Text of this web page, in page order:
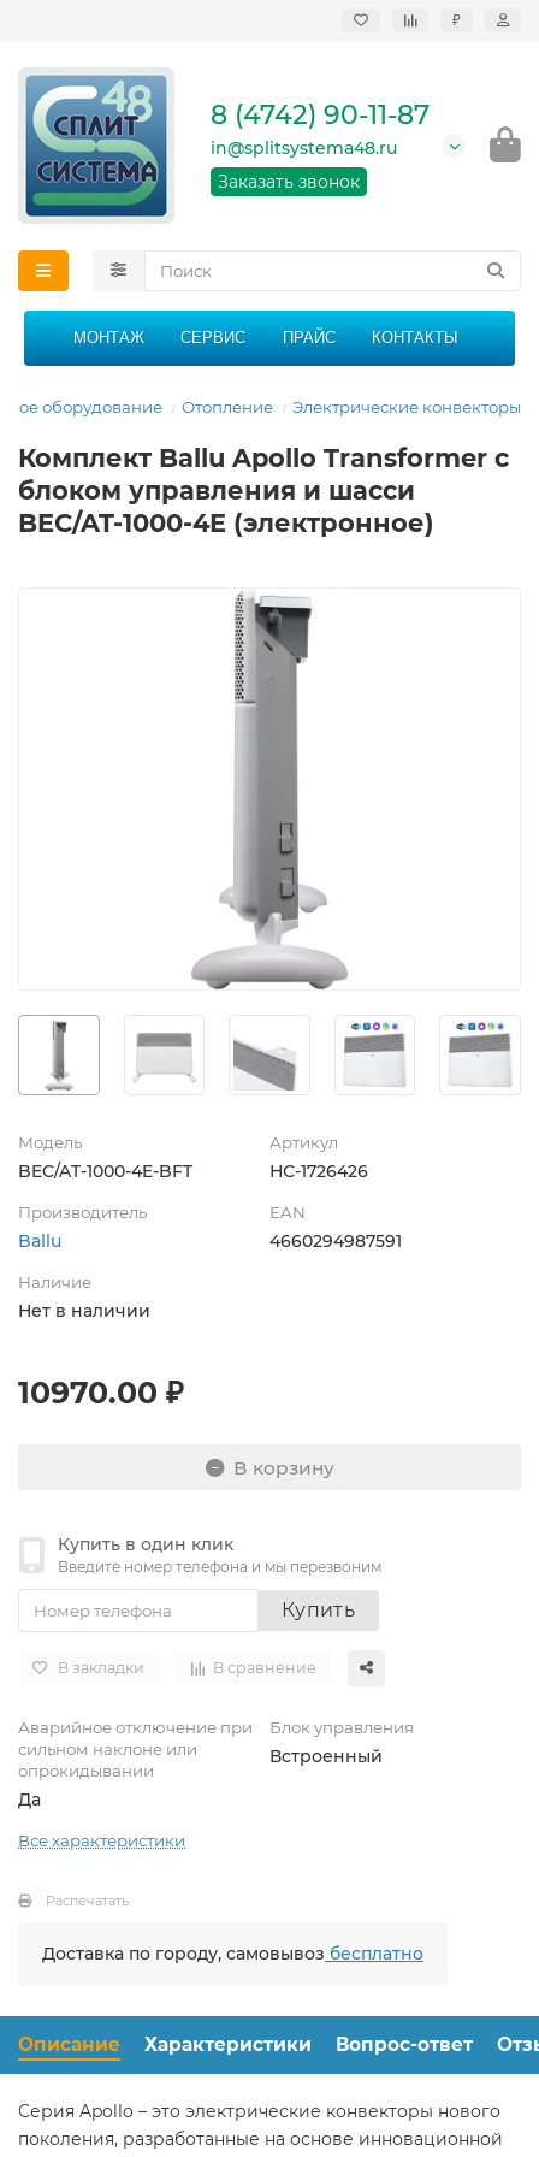
₽
кондиционеров в
области
График работы: 9:00 -
21:00 без перерыва и
8 (4742) 90-11-87
in@splitsystema48.ru
Заказать звонок
МОНТАЖ СЕРВИС ПРАЙС КОНТАКТЫ
оборудование Отопление Электрические конвекторы
Комплект Ballu Apollo Transformer с
блоком управления и шасси
BEC/AT-1000-4E (электронное)
Модель
BEC/AT-1000-4E-BFT
Артикул
НС-1726426
Производитель
Ballu
EAN
4660294987591
Наличие
Нет в наличии
10970.00 ₽
В корзину
Купить в один клик
Введите номер телефона и мы перезвоним
Купить
В закладки В сравнение
Аварийное отключение при
сильном наклоне или
опрокидывании
Да
Блок управления
Встроенный
Все характеристики
Распечатать
Доставка по городу, самовывоз бесплатно
Описание Характеристики Вопрос-ответ
Серия Apollo – это электрические конвекторы нового
поколения, разработанные на основе инновационной